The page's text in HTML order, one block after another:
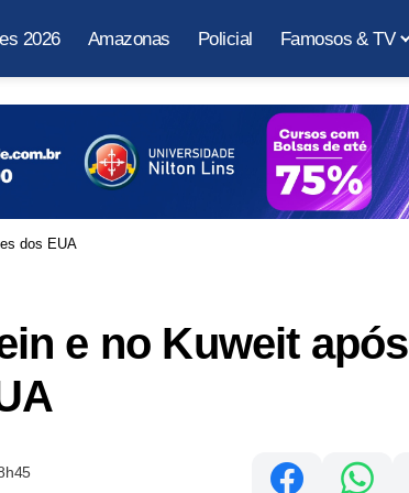
2026 Amazonas Policial Famosos & TV
dos EUA
e no Kuweit após